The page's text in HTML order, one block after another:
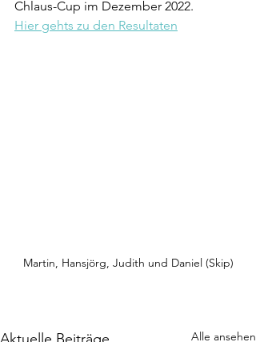
Chlaus-Cup im Dezember 2022.
Hier gehts zu den Resultaten
Martin, Hansjörg, Judith und Daniel (Skip)
Aktuelle Beiträge Alle ansehen